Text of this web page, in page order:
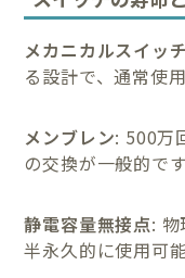
メカニカルスイッチ
る設計で、通常使
メンブレン: 500万
の交換が一般的です
静電容量無接点:
半永久的に使用可能